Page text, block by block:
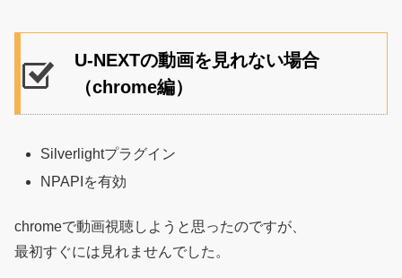
U-NEXTの動画を見れない場合
（chrome編）
Silverlightプラグイン
NPAPIを有効
chromeで動画視聴しようと思ったのですが、
最初すぐには見れませんでした。